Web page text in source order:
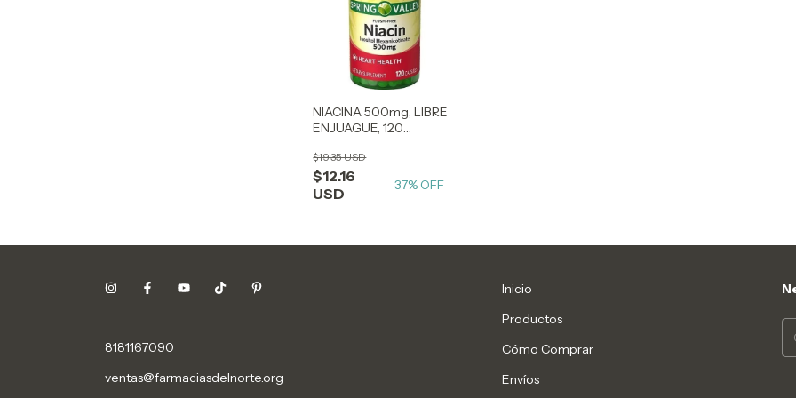
NIACINA 500mg, LIBRE
ENJUAGUE, 120
$12.16
USD
$19.35 USD
37% OFF
8181167090
ventas@farmaciasdelnorte.org
Inicio
Productos
Cómo Comprar
Envíos